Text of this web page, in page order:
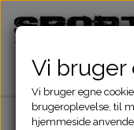
Vi bruger
Vi bruger egne
brugeroplevelse, til
hjemmeside